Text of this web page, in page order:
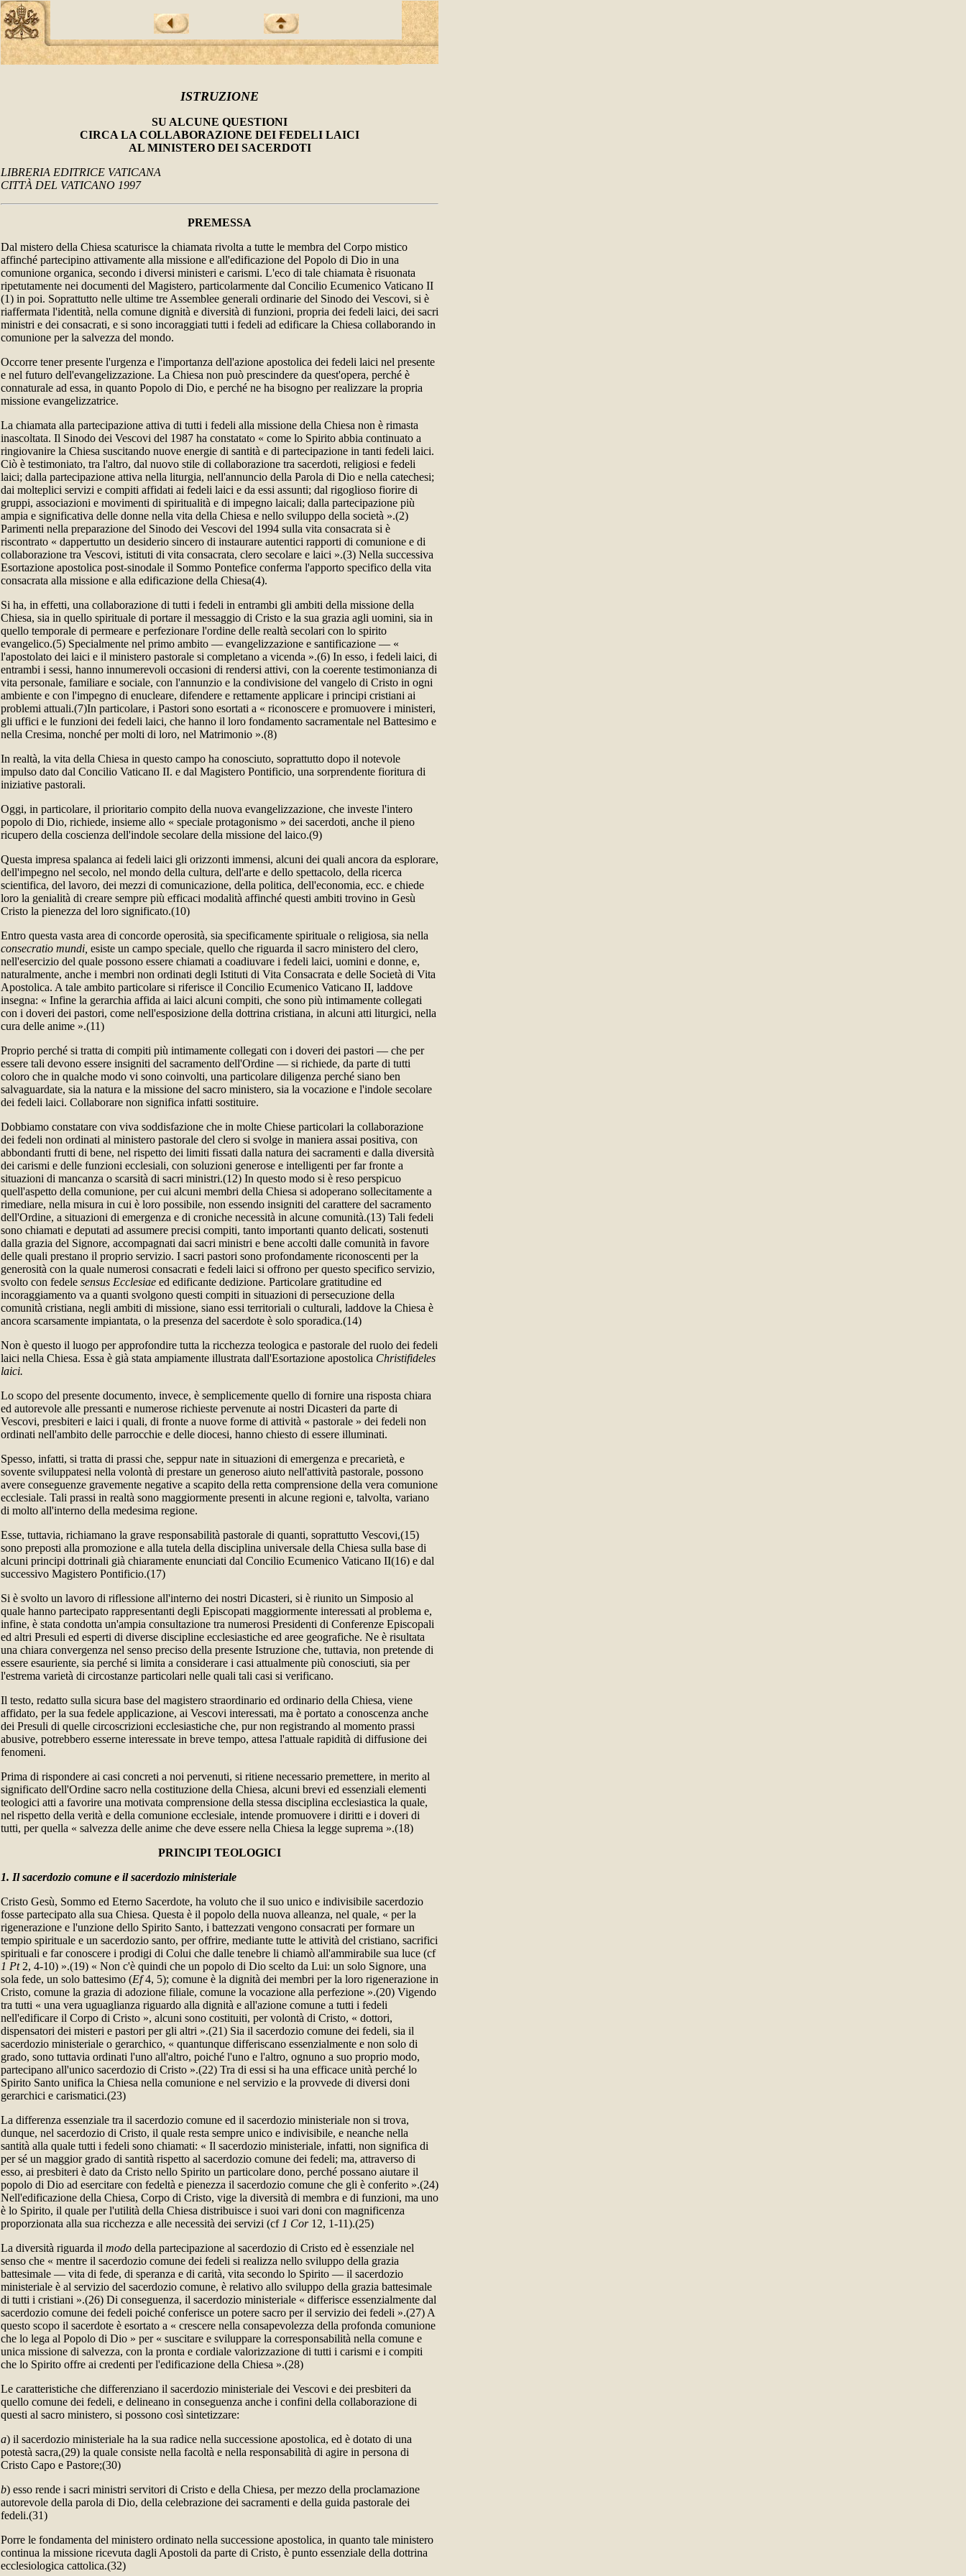
ISTRUZIONE
SU ALCUNE QUESTIONI
CIRCA LA COLLABORAZIONE DEI FEDELI LAICI
AL MINISTERO DEI SACERDOTI
LIBRERIA EDITRICE VATICANA
CITTÀ DEL VATICANO 1997
PREMESSA
Dal mistero della Chiesa scaturisce la chiamata rivolta a tutte le membra del Corpo mistico
affinché partecipino attivamente alla missione e all'edificazione del Popolo di Dio in una
comunione organica, secondo i diversi ministeri e carismi. L'eco di tale chiamata è risuonata
ripetutamente nei documenti del Magistero, particolarmente dal Concilio Ecumenico Vaticano II
(1) in poi. Soprattutto nelle ultime tre Assemblee generali ordinarie del Sinodo dei Vescovi, si è
riaffermata l'identità, nella comune dignità e diversità di funzioni, propria dei fedeli laici, dei sacri
ministri e dei consacrati, e si sono incoraggiati tutti i fedeli ad edificare la Chiesa collaborando in
comunione per la salvezza del mondo.
Occorre tener presente l'urgenza e l'importanza dell'azione apostolica dei fedeli laici nel presente
e nel futuro dell'evangelizzazione. La Chiesa non può prescindere da quest'opera, perché è
connaturale ad essa, in quanto Popolo di Dio, e perché ne ha bisogno per realizzare la propria
missione evangelizzatrice.
La chiamata alla partecipazione attiva di tutti i fedeli alla missione della Chiesa non è rimasta
inascoltata. Il Sinodo dei Vescovi del 1987 ha constatato « come lo Spirito abbia continuato a
ringiovanire la Chiesa suscitando nuove energie di santità e di partecipazione in tanti fedeli laici.
Ciò è testimoniato, tra l'altro, dal nuovo stile di collaborazione tra sacerdoti, religiosi e fedeli
laici; dalla partecipazione attiva nella liturgia, nell'annuncio della Parola di Dio e nella catechesi;
dai molteplici servizi e compiti affidati ai fedeli laici e da essi assunti; dal rigoglioso fiorire di
gruppi, associazioni e movimenti di spiritualità e di impegno laicali; dalla partecipazione più
ampia e significativa delle donne nella vita della Chiesa e nello sviluppo della società ».(2)
Parimenti nella preparazione del Sinodo dei Vescovi del 1994 sulla vita consacrata si è
riscontrato « dappertutto un desiderio sincero di instaurare autentici rapporti di comunione e di
collaborazione tra Vescovi, istituti di vita consacrata, clero secolare e laici ».(3) Nella successiva
Esortazione apostolica post-sinodale il Sommo Pontefice conferma l'apporto specifico della vita
consacrata alla missione e alla edificazione della Chiesa(4).
Si ha, in effetti, una collaborazione di tutti i fedeli in entrambi gli ambiti della missione della
Chiesa, sia in quello spirituale di portare il messaggio di Cristo e la sua grazia agli uomini, sia in
quello temporale di permeare e perfezionare l'ordine delle realtà secolari con lo spirito
evangelico.(5) Specialmente nel primo ambito — evangelizzazione e santificazione — «
l'apostolato dei laici e il ministero pastorale si completano a vicenda ».(6) In esso, i fedeli laici, di
entrambi i sessi, hanno innumerevoli occasioni di rendersi attivi, con la coerente testimonianza di
vita personale, familiare e sociale, con l'annunzio e la condivisione del vangelo di Cristo in ogni
ambiente e con l'impegno di enucleare, difendere e rettamente applicare i principi cristiani ai
problemi attuali.(7)In particolare, i Pastori sono esortati a « riconoscere e promuovere i ministeri,
gli uffici e le funzioni dei fedeli laici, che hanno il loro fondamento sacramentale nel Battesimo e
nella Cresima, nonché per molti di loro, nel Matrimonio ».(8)
In realtà, la vita della Chiesa in questo campo ha conosciuto, soprattutto dopo il notevole
impulso dato dal Concilio Vaticano II. e dal Magistero Pontificio, una sorprendente fioritura di
iniziative pastorali.
Oggi, in particolare, il prioritario compito della nuova evangelizzazione, che investe l'intero
popolo di Dio, richiede, insieme allo « speciale protagonismo » dei sacerdoti, anche il pieno
ricupero della coscienza dell'indole secolare della missione del laico.(9)
Questa impresa spalanca ai fedeli laici gli orizzonti immensi, alcuni dei quali ancora da esplorare,
dell'impegno nel secolo, nel mondo della cultura, dell'arte e dello spettacolo, della ricerca
scientifica, del lavoro, dei mezzi di comunicazione, della politica, dell'economia, ecc. e chiede
loro la genialità di creare sempre più efficaci modalità affinché questi ambiti trovino in Gesù
Cristo la pienezza del loro significato.(10)
Entro questa vasta area di concorde operosità, sia specificamente spirituale o religiosa, sia nella
consecratio mundi, esiste un campo speciale, quello che riguarda il sacro ministero del clero,
nell'esercizio del quale possono essere chiamati a coadiuvare i fedeli laici, uomini e donne, e,
naturalmente, anche i membri non ordinati degli Istituti di Vita Consacrata e delle Società di Vita
Apostolica. A tale ambito particolare si riferisce il Concilio Ecumenico Vaticano II, laddove
insegna: « Infine la gerarchia affida ai laici alcuni compiti, che sono più intimamente collegati
con i doveri dei pastori, come nell'esposizione della dottrina cristiana, in alcuni atti liturgici, nella
cura delle anime ».(11)
Proprio perché si tratta di compiti più intimamente collegati con i doveri dei pastori — che per
essere tali devono essere insigniti del sacramento dell'Ordine — si richiede, da parte di tutti
coloro che in qualche modo vi sono coinvolti, una particolare diligenza perché siano ben
salvaguardate, sia la natura e la missione del sacro ministero, sia la vocazione e l'indole secolare
dei fedeli laici. Collaborare non significa infatti sostituire.
Dobbiamo constatare con viva soddisfazione che in molte Chiese particolari la collaborazione
dei fedeli non ordinati al ministero pastorale del clero si svolge in maniera assai positiva, con
abbondanti frutti di bene, nel rispetto dei limiti fissati dalla natura dei sacramenti e dalla diversità
dei carismi e delle funzioni ecclesiali, con soluzioni generose e intelligenti per far fronte a
situazioni di mancanza o scarsità di sacri ministri.(12) In questo modo si è reso perspicuo
quell'aspetto della comunione, per cui alcuni membri della Chiesa si adoperano sollecitamente a
rimediare, nella misura in cui è loro possibile, non essendo insigniti del carattere del sacramento
dell'Ordine, a situazioni di emergenza e di croniche necessità in alcune comunità.(13) Tali fedeli
sono chiamati e deputati ad assumere precisi compiti, tanto importanti quanto delicati, sostenuti
dalla grazia del Signore, accompagnati dai sacri ministri e bene accolti dalle comunità in favore
delle quali prestano il proprio servizio. I sacri pastori sono profondamente riconoscenti per la
generosità con la quale numerosi consacrati e fedeli laici si offrono per questo specifico servizio,
svolto con fedele sensus Ecclesiae ed edificante dedizione. Particolare gratitudine ed
incoraggiamento va a quanti svolgono questi compiti in situazioni di persecuzione della
comunità cristiana, negli ambiti di missione, siano essi territoriali o culturali, laddove la Chiesa è
ancora scarsamente impiantata, o la presenza del sacerdote è solo sporadica.(14)
Non è questo il luogo per approfondire tutta la ricchezza teologica e pastorale del ruolo dei fedeli
laici nella Chiesa. Essa è già stata ampiamente illustrata dall'Esortazione apostolica Christifideles
laici.
Lo scopo del presente documento, invece, è semplicemente quello di fornire una risposta chiara
ed autorevole alle pressanti e numerose richieste pervenute ai nostri Dicasteri da parte di
Vescovi, presbiteri e laici i quali, di fronte a nuove forme di attività « pastorale » dei fedeli non
ordinati nell'ambito delle parrocchie e delle diocesi, hanno chiesto di essere illuminati.
Spesso, infatti, si tratta di prassi che, seppur nate in situazioni di emergenza e precarietà, e
sovente sviluppatesi nella volontà di prestare un generoso aiuto nell'attività pastorale, possono
avere conseguenze gravemente negative a scapito della retta comprensione della vera comunione
ecclesiale. Tali prassi in realtà sono maggiormente presenti in alcune regioni e, talvolta, variano
di molto all'interno della medesima regione.
Esse, tuttavia, richiamano la grave responsabilità pastorale di quanti, soprattutto Vescovi,(15)
sono preposti alla promozione e alla tutela della disciplina universale della Chiesa sulla base di
alcuni principi dottrinali già chiaramente enunciati dal Concilio Ecumenico Vaticano II(16) e dal
successivo Magistero Pontificio.(17)
Si è svolto un lavoro di riflessione all'interno dei nostri Dicasteri, si è riunito un Simposio al
quale hanno partecipato rappresentanti degli Episcopati maggiormente interessati al problema e,
infine, è stata condotta un'ampia consultazione tra numerosi Presidenti di Conferenze Episcopali
ed altri Presuli ed esperti di diverse discipline ecclesiastiche ed aree geografiche. Ne è risultata
una chiara convergenza nel senso preciso della presente Istruzione che, tuttavia, non pretende di
essere esauriente, sia perché si limita a considerare i casi attualmente più conosciuti, sia per
l'estrema varietà di circostanze particolari nelle quali tali casi si verificano.
Il testo, redatto sulla sicura base del magistero straordinario ed ordinario della Chiesa, viene
affidato, per la sua fedele applicazione, ai Vescovi interessati, ma è portato a conoscenza anche
dei Presuli di quelle circoscrizioni ecclesiastiche che, pur non registrando al momento prassi
abusive, potrebbero esserne interessate in breve tempo, attesa l'attuale rapidità di diffusione dei
fenomeni.
Prima di rispondere ai casi concreti a noi pervenuti, si ritiene necessario premettere, in merito al
significato dell'Ordine sacro nella costituzione della Chiesa, alcuni brevi ed essenziali elementi
teologici atti a favorire una motivata comprensione della stessa disciplina ecclesiastica la quale,
nel rispetto della verità e della comunione ecclesiale, intende promuovere i diritti e i doveri di
tutti, per quella « salvezza delle anime che deve essere nella Chiesa la legge suprema ».(18)
PRINCIPI TEOLOGICI
1. Il sacerdozio comune e il sacerdozio ministeriale
Cristo Gesù, Sommo ed Eterno Sacerdote, ha voluto che il suo unico e indivisibile sacerdozio
fosse partecipato alla sua Chiesa. Questa è il popolo della nuova alleanza, nel quale, « per la
rigenerazione e l'unzione dello Spirito Santo, i battezzati vengono consacrati per formare un
tempio spirituale e un sacerdozio santo, per offrire, mediante tutte le attività del cristiano, sacrifici
spirituali e far conoscere i prodigi di Colui che dalle tenebre li chiamò all'ammirabile sua luce (cf
1 Pt 2, 4-10) ».(19) « Non c'è quindi che un popolo di Dio scelto da Lui: un solo Signore, una
sola fede, un solo battesimo (Ef4, 5); comune è la dignità dei membri per la loro rigenerazione in
Cristo, comune la grazia di adozione filiale, comune la vocazione alla perfezione ».(20) Vigendo
tra tutti « una vera uguaglianza riguardo alla dignità e all'azione comune a tutti i fedeli
nell'edificare il Corpo di Cristo », alcuni sono costituiti, per volontà di Cristo, « dottori,
dispensatori dei misteri e pastori per gli altri ».(21) Sia il sacerdozio comune dei fedeli, sia il
sacerdozio ministeriale o gerarchico, « quantunque differiscano essenzialmente e non solo di
grado, sono tuttavia ordinati l'uno all'altro, poiché l'uno e l'altro, ognuno a suo proprio modo,
partecipano all'unico sacerdozio di Cristo ».(22) Tra di essi si ha una efficace unità perché lo
Spirito Santo unifica la Chiesa nella comunione e nel servizio e la provvede di diversi doni
gerarchici e carismatici.(23)
La differenza essenziale tra il sacerdozio comune ed il sacerdozio ministeriale non si trova,
dunque, nel sacerdozio di Cristo, il quale resta sempre unico e indivisibile, e neanche nella
santità alla quale tutti i fedeli sono chiamati: « Il sacerdozio ministeriale, infatti, non significa di
per sé un maggior grado di santità rispetto al sacerdozio comune dei fedeli; ma, attraverso di
esso, ai presbiteri è dato da Cristo nello Spirito un particolare dono, perché possano aiutare il
popolo di Dio ad esercitare con fedeltà e pienezza il sacerdozio comune che gli è conferito ».(24)
Nell'edificazione della Chiesa, Corpo di Cristo, vige la diversità di membra e di funzioni, ma uno
è lo Spirito, il quale per l'utilità della Chiesa distribuisce i suoi vari doni con magnificenza
proporzionata alla sua ricchezza e alle necessità dei servizi (cf 1 Cor 12, 1-11).(25)
La diversità riguarda il modo della partecipazione al sacerdozio di Cristo ed è essenziale nel
senso che « mentre il sacerdozio comune dei fedeli si realizza nello sviluppo della grazia
battesimale — vita di fede, di speranza e di carità, vita secondo lo Spirito — il sacerdozio
ministeriale è al servizio del sacerdozio comune, è relativo allo sviluppo della grazia battesimale
di tutti i cristiani ».(26) Di conseguenza, il sacerdozio ministeriale « differisce essenzialmente dal
sacerdozio comune dei fedeli poiché conferisce un potere sacro per il servizio dei fedeli ».(27) A
questo scopo il sacerdote è esortato a « crescere nella consapevolezza della profonda comunione
che lo lega al Popolo di Dio » per « suscitare e sviluppare la corresponsabilità nella comune e
unica missione di salvezza, con la pronta e cordiale valorizzazione di tutti i carismi e i compiti
che lo Spirito offre ai credenti per l'edificazione della Chiesa ».(28)
Le caratteristiche che differenziano il sacerdozio ministeriale dei Vescovi e dei presbiteri da
quello comune dei fedeli, e delineano in conseguenza anche i confini della collaborazione di
questi al sacro ministero, si possono così sintetizzare:
a) il sacerdozio ministeriale ha la sua radice nella successione apostolica, ed è dotato di una
potestà sacra,(29) la quale consiste nella facoltà e nella responsabilità di agire in persona di
Cristo Capo e Pastore;(30)
b) esso rende i sacri ministri servitori di Cristo e della Chiesa, per mezzo della proclamazione
autorevole della parola di Dio, della celebrazione dei sacramenti e della guida pastorale dei
fedeli.(31)
Porre le fondamenta del ministero ordinato nella successione apostolica, in quanto tale ministero
continua la missione ricevuta dagli Apostoli da parte di Cristo, è punto essenziale della dottrina
ecclesiologica cattolica.(32)